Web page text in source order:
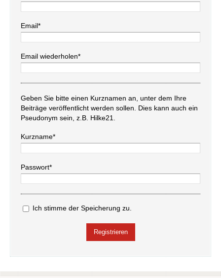
Email*
Email wiederholen*
Geben Sie bitte einen Kurznamen an, unter dem Ihre
Beiträge veröffentlicht werden sollen. Dies kann auch ein
Pseudonym sein, z.B. Hilke21.
Kurzname*
Passwort*
Ich stimme der Speicherung zu.